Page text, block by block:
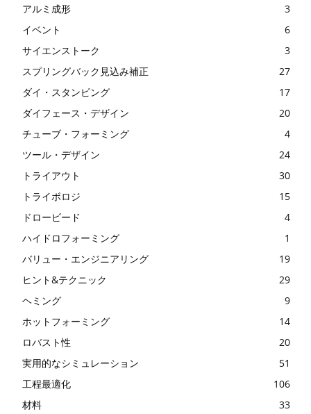
アルミ成形
3
イベント
6
サイエンストーク
3
スプリングバック見込み補正
27
ダイ・スタンピング
17
ダイフェース・デザイン
20
チューブ・フォーミング
4
ツール・デザイン
24
トライアウト
30
トライボロジ
15
ドロービード
4
ハイドロフォーミング
1
バリュー・エンジニアリング
19
ヒント&テクニック
29
ヘミング
9
ホットフォーミング
14
ロバスト性
20
実用的なシミュレーション
51
工程最適化
106
材料
33